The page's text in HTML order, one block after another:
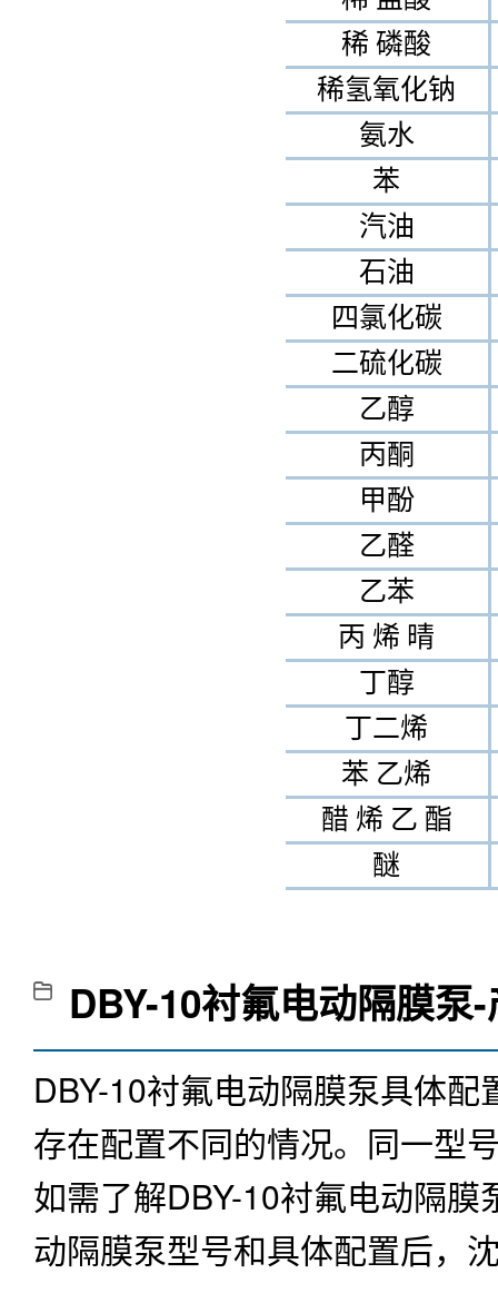
稀 磷酸
稀氢氧化钠
氨水
苯
汽油
石油
四氯化碳
二硫化碳
乙醇
丙酮
甲酚
乙醛
乙苯
丙 烯 晴
丁醇
丁二烯
苯 乙烯
醋 烯 乙 酯
醚
DBY-10衬氟电动隔膜泵
DBY-10衬氟电动隔膜泵具体
存在配置不同的情况。同一型
如需了解DBY-10衬氟电动隔膜
动隔膜泵型号和具体配置后，